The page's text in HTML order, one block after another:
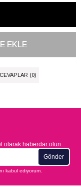
(0)
olarak haberdar olun.
Gönder
kabul ediyorum.